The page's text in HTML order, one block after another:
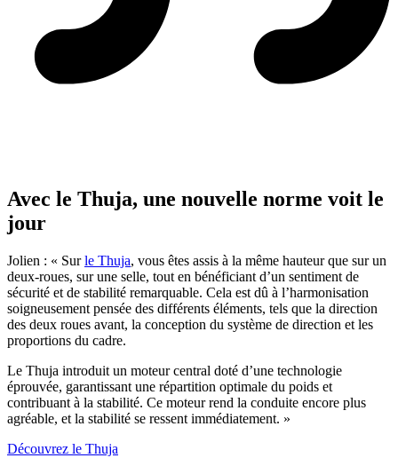
Avec le Thuja, une nouvelle norme voit le
jour
Jolien : « Surle Thuja, vous êtes assis à la même hauteur que sur un
deux-roues, sur une selle, tout en bénéficiant d’un sentiment de
sécurité et de stabilité remarquable. Cela est dû à l’harmonisation
soigneusement pensée des différents éléments, tels que la direction
des deux roues avant, la conception du système de direction et les
proportions du cadre.
Le Thuja introduit un moteur central doté d’une technologie
éprouvée, garantissant une répartition optimale du poids et
contribuant à la stabilité. Ce moteur rend la conduite encore plus
agréable, et la stabilité se ressent immédiatement. »
Découvrez le Thuja